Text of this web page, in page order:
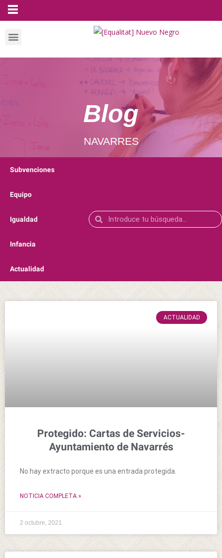
Blog
NAVARRES
Subvenciones
Equipo
Igualdad
Infancia
Actualidad
ACTUALIDAD
Protegido: Cartas de Servicios-
Ayuntamiento de Navarrés
No hay extracto porque es una entrada protegida.
NOTICIA COMPLETA »
2 octubre, 2021